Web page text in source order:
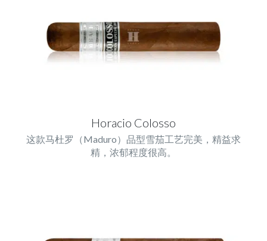
Horacio Colosso
这款马杜罗（Maduro）品型雪茄工艺完美，精益求
精，浓郁程度很高。